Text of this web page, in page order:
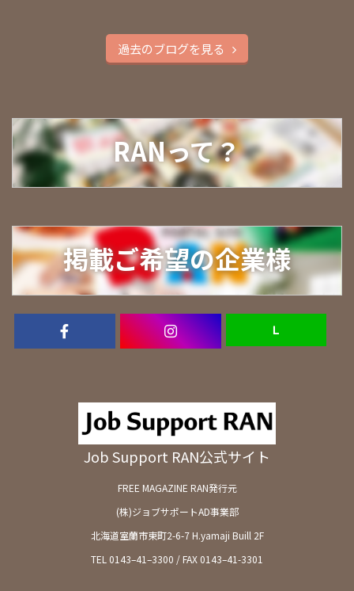
過去のブログを見る
RANって？
掲載ご希望の企業様
Ｌ
Job Support RAN公式サイト
FREE MAGAZINE RAN発行元
(株)ジョブサポートAD事業部
北海道室蘭市東町2-6-7 H.yamaji Buill 2F
TEL 0143–41–3300 / FAX 0143–41-3301